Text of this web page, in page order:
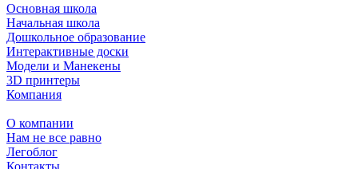
Основная школа
Начальная школа
Дошкольное образование
Интерактивные доски
Модели и Манекены
3D принтеры
Компания
О компании
Нам не все равно
Легоблог
Контакты